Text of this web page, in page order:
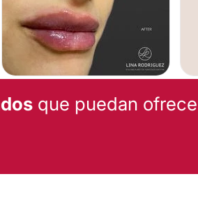
AUMENTO DE LABIOS
que puedan